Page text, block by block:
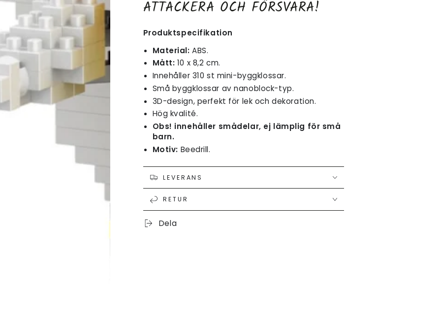
ATTACKERA OCH FÖRSVARA!
Produktspecifikation
Material:ABS.
Mått: 10 x 8,2 cm.
Innehåller 310 st mini-byggklossar.
Små byggklossar av nanoblock-typ.
3D-design, perfekt för lek och dekoration.
Hög kvalité.
Obs! innehåller smådelar, ej lämplig för små
barn.
Motiv: Beedrill.
LEVERANS
RETUR
Dela